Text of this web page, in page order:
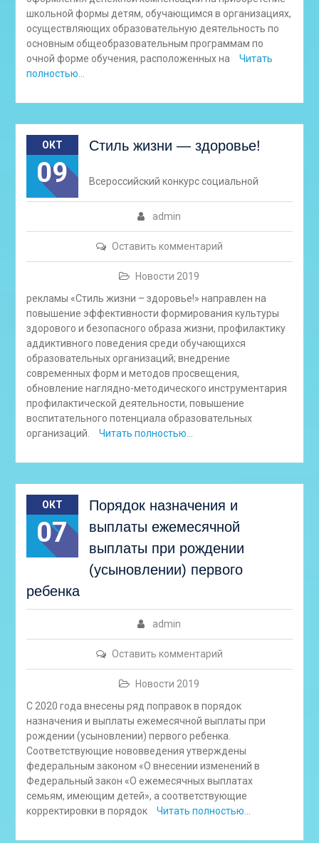
школьной формы детям, обучающимся в организациях,
осуществляющих образовательную деятельность по
основным общеобразовательным программам по
очной форме обучения, расположенных на
Читать
полностью…
ОКТ
09
Стиль жизни — здоровье!
admin
Оставить комментарий
Новости 2019
Всероссийский конкурс социальной
рекламы «Стиль жизни – здоровье!» направлен на
повышение эффективности формирования культуры
здорового и безопасного образа жизни, профилактику
аддиктивного поведения среди обучающихся
образовательных организаций; внедрение
современных форм и методов просвещения,
обновление наглядно-методического инструментария
профилактической деятельности, повышение
воспитательного потенциала образовательных
организаций.
Читать полностью…
ОКТ
07
Порядок назначения и
выплаты ежемесячной
выплаты при рождении
(усыновлении) первого
ребенка
admin
Оставить комментарий
Новости 2019
С 2020 года внесены ряд поправок в порядок
назначения и выплаты ежемесячной выплаты при
рождении (усыновлении) первого ребенка.
Соответствующие нововведения утверждены
федеральным законом «О внесении изменений в
Федеральный закон «О ежемесячных выплатах
семьям, имеющим детей», а соответствующие
корректировки в порядок
Читать полностью…